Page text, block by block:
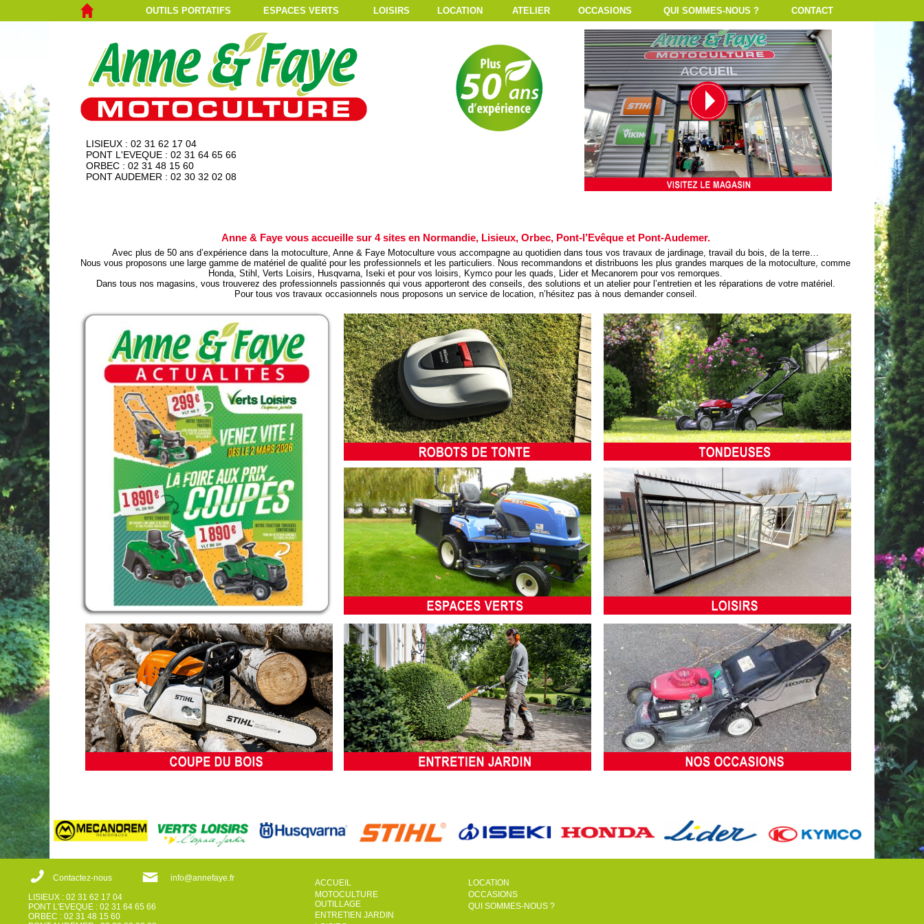
OUTILS PORTATIFS ESPACES VERTS LOISIRS LOCATION ATELIER OCCASIONS QUI SOMMES-NOUS ? CONTACT
LISIEUX : 02 31 62 17 04
PONT L'EVEQUE : 02 31 64 65 66
ORBEC : 02 31 48 15 60
PONT AUDEMER : 02 30 32 02 08
Anne & Faye vous accueille sur 4 sites en Normandie, Lisieux, Orbec, Pont-l’Evêque et Pont-Audemer.
Avec plus de 50 ans d’expérience dans la motoculture, Anne & Faye Motoculture vous accompagne au quotidien dans tous vos travaux de jardinage, travail du bois, de la terre…
Nous vous proposons une large gamme de matériel de qualité pour les professionnels et les particuliers. Nous recommandons et distribuons les plus grandes marques de la motoculture, comme
Honda, Stihl, Verts Loisirs, Husqvarna, Iseki et pour vos loisirs, Kymco pour les quads, Lider et Mecanorem pour vos remorques.
Dans tous nos magasins, vous trouverez des professionnels passionnés qui vous apporteront des conseils, des solutions et un atelier pour l’entretien et les réparations de votre matériel.
Pour tous vos travaux occasionnels nous proposons un service de location, n’hésitez pas à nous demander conseil.
Contactez-nous
info@annefaye.fr
LISIEUX : 02 31 62 17 04
PONT L'EVEQUE : 02 31 64 65 66
ORBEC : 02 31 48 15 60
ACCUEIL
MOTOCULTURE
OUTILLAGE
ENTRETIEN JARDIN
LOCATION
OCCASIONS
QUI SOMMES-NOUS ?